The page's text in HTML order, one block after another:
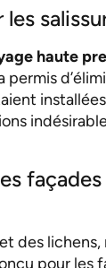
haute
des lichens,
pour les